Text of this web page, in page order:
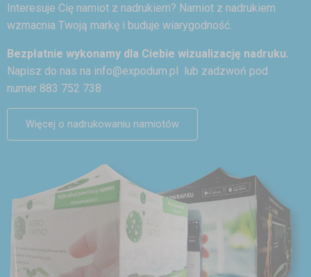
Interesuje Cię namiot z nadrukiem? Namiot z nadrukiem
wzmacnia Twoją markę i buduje wiarygodność.
Bezpłatnie wykonamy dla Ciebie wizualizację nadruku.
Napisz do nas na info@expodum.pl lub zadzwoń pod
numer 883 752 738
Więcej o nadrukowaniu namiotów